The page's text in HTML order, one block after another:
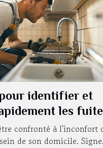
identifier et
les
confronté à l'inconfort
de son domicile.